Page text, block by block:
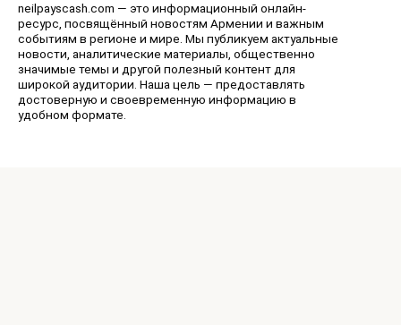
neilpayscash.com — это информационный онлайн-
ресурс, посвящённый новостям Армении и важным
событиям в регионе и мире. Мы публикуем актуальные
новости, аналитические материалы, общественно
значимые темы и другой полезный контент для
широкой аудитории. Наша цель — предоставлять
достоверную и своевременную информацию в
удобном формате.